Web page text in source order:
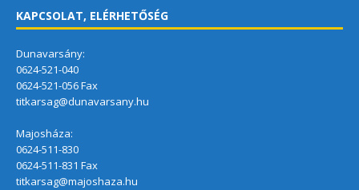
KAPCSOLAT, ELÉRHETŐSÉG
Dunavarsány:
0624-521-040
0624-521-056 Fax
titkarsag@dunavarsany.hu
Majosháza:
0624-511-830
0624-511-831 Fax
titkarsag@majoshaza.hu